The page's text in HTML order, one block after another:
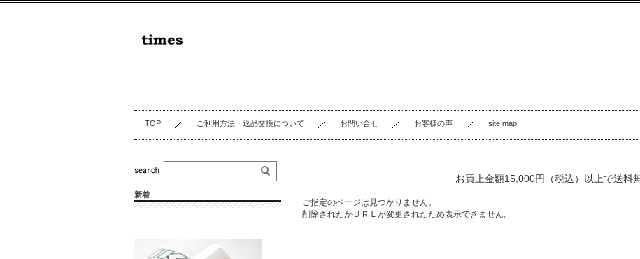
TOP ご利用方法・返品交換について お問い合せ お客様の声 site map
お買上金額15,000円（税込）以上で送料
ご指定のページは見つかりません。
削除されたかＵＲＬが変更されたため表示できません。
新着